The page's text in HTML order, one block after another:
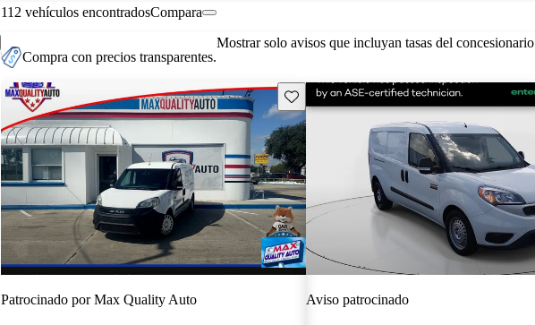
112 vehículos encontradosCompara
Compra con precios transparentes.
Mostrar solo avisos que incluyan tasas del concesionario
Guarda este Aviso
Patrocinado porMax Quality Auto Aviso patrocinado